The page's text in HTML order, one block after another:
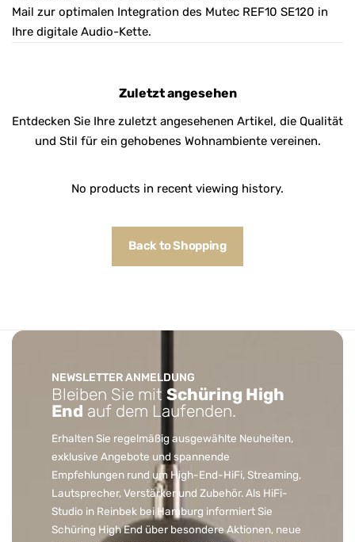
Mail zur optimalen Integration des Mutec REF10 SE120 in
Ihre digitale Audio-Kette.
Zuletzt angesehen
Entdecken Sie Ihre zuletzt angesehenen Artikel, die Qualität
und Stil für ein gehobenes Wohnambiente vereinen.
No products in recent viewing history.
Back to Shopping
NEWSLETTER ANMELDUNG
Bleiben Sie mit Schüring High
End auf dem Laufenden.
Erhalten Sie regelmäßig ausgewählte Neuheiten,
exklusive Angebote und spannende
Empfehlungen rund um High-End-HiFi, Streaming,
Lautsprecher, Verstärker und Zubehör. Als HiFi-
Studio in Reinbek bei Hamburg informiert Sie
Schüring High End über besondere Aktionen, neue